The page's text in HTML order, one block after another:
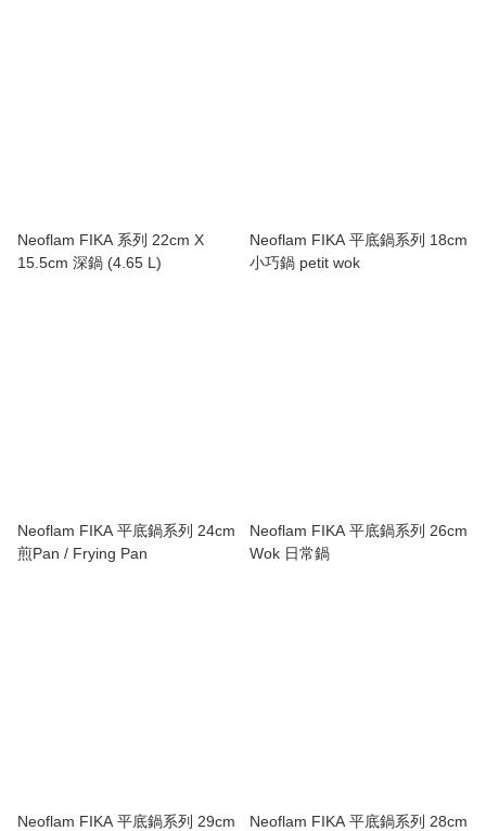
Neoflam FIKA 系列 22cm X
15.5cm 深鍋 (4.65 L)
Neoflam FIKA 平底鍋系列 18cm
小巧鍋 petit wok
Neoflam FIKA 平底鍋系列 24cm
煎Pan / Frying Pan
Neoflam FIKA 平底鍋系列 26cm
Wok 日常鍋
Neoflam FIKA 平底鍋系列 29cm
Neoflam FIKA 平底鍋系列 28cm